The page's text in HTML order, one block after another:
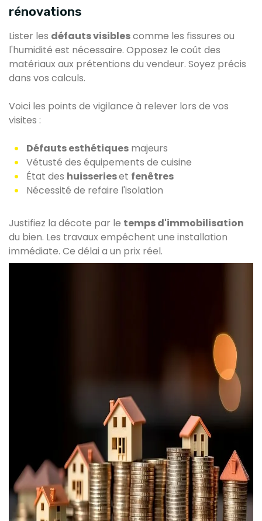
rénovations
Lister les défauts visiblescomme les fissures ou
l'humidité est nécessaire. Opposez le coût des
matériaux aux prétentions du vendeur. Soyez précis
dans vos calculs.
Voici les points de vigilance à relever lors de vos
visites :
Défauts esthétiques majeurs
Vétusté des équipements de cuisine
État des huisserieset fenêtres
Nécessité de refaire l'isolation
Justifiez la décote par le temps d'immobilisation
du bien. Les travaux empêchent une installation
immédiate. Ce délai a un prix réel.